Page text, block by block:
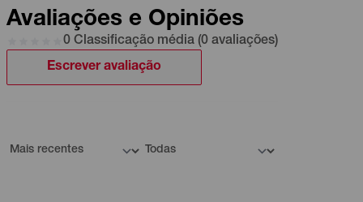
Avaliações e Opiniões
0 Classificação média (0 avaliações)
Escrever avaliação